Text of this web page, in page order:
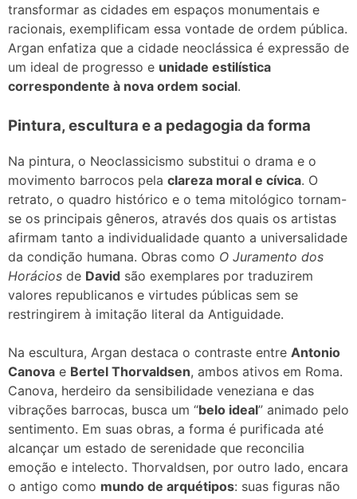
transformar as cidades em espaços monumentais e
racionais, exemplificam essa vontade de ordem pública.
Argan enfatiza que a cidade neoclássica é expressão de
um ideal de progresso e unidade estilística
correspondente à nova ordem social.
Pintura, escultura e a pedagogia da forma
Na pintura, o Neoclassicismo substitui o drama e o
movimento barrocos pela clareza moral e cívica. O
retrato, o quadro histórico e o tema mitológico tornam-
se os principais gêneros, através dos quais os artistas
afirmam tanto a individualidade quanto a universalidade
da condição humana. Obras como O Juramento dos
Horácios de David são exemplares por traduzirem
valores republicanos e virtudes públicas sem se
restringirem à imitação literal da Antiguidade.
Na escultura, Argan destaca o contraste entre Antonio
Canova e Bertel Thorvaldsen, ambos ativos em Roma.
Canova, herdeiro da sensibilidade veneziana e das
vibrações barrocas, busca um “belo ideal” animado pelo
sentimento. Em suas obras, a forma é purificada até
alcançar um estado de serenidade que reconcilia
emoção e intelecto. Thorvaldsen, por outro lado, encara
o antigo como mundo de arquétipos: suas figuras não